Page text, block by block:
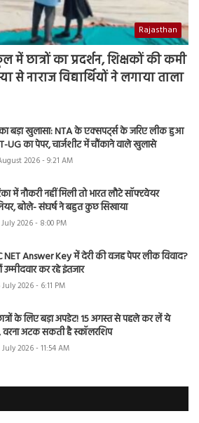
Rajasthan
छात्रों का प्रदर्शन, शिक्षकों की कमी
नाराज विद्यार्थियों ने लगाया ताला
बड़ा खुलासा: NTA के एक्सपर्ट्स के जरिए लीक हुआ
UG का पेपर, चार्जशीट में चौंकाने वाले खुलासे
2026 - 9:21 AM
में नौकरी नहीं मिली तो भारत लौटे सॉफ्टवेयर
बोले- संघर्ष ने बहुत कुछ सिखाया
2026 - 8:00 PM
NET Answer Key में देरी की वजह पेपर लीक विवाद?
कर रहे इंतजार
2026 - 6:11 PM
के लिए बड़ा अपडेट! 15 अगस्त से पहले कर लें ये
वरना अटक सकती है स्कॉलरशिप
2026 - 11:54 AM